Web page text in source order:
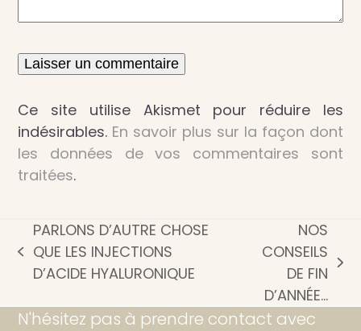
Ce site utilise Akismet pour réduire les
indésirables. En savoir plus sur la façon dont
les données de vos commentaires sont
traitées.
previous
post:
PARLONS D’AUTRE CHOSE
QUE LES INJECTIONS
D’ACIDE HYALURONIQUE
post:
NOS
CONSEILS
DE FIN
D’ANNÉE…
N'hésitez pas à prendre contact avec